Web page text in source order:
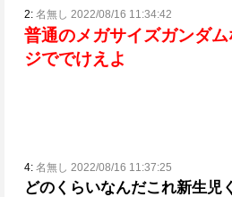
2: 名無し 2022/08/16 11:34:42
普通のメガサイズガンダ
ジででけえよ
4: 名無し 2022/08/16 11:37:25
どのくらいなんだこれ新生児